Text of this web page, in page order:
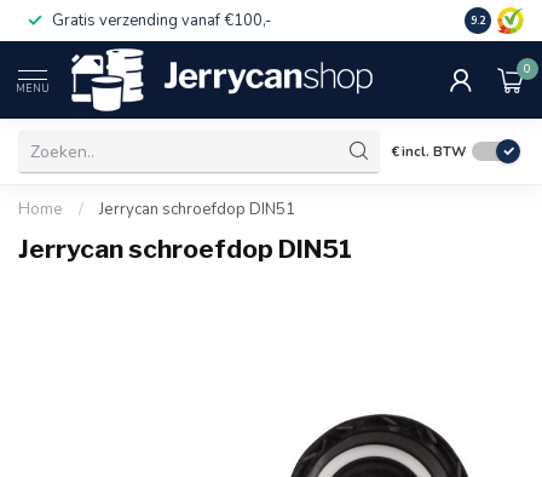
Gratis verzending vanaf €100,- Op
9.2
MENU
0
€incl. BTW
Home / Jerrycan schroefdop DIN51
Jerrycan schroefdop DIN51